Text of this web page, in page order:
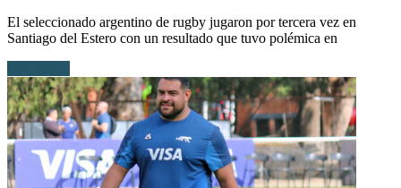
El seleccionado argentino de rugby jugaron por tercera vez en
Santiago del Estero con un resultado que tuvo polémica en